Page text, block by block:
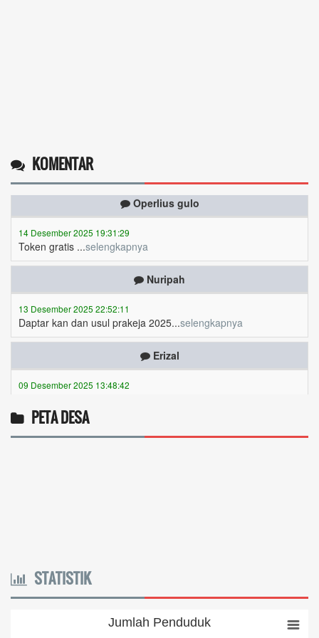
KOMENTAR
14 Desember 2025 19:31:29
Token gratis ...selengkapnya
Nuripah
Daptar kan dan usul prakeja 2025...selengkapnya
Erizal
Token listrik...selengkapnya
06 Desember 2025 18:38:17
04 Desember 2025 11:32:59
Token PLN gratis 8626 6412 021...selengkapnya
PETA DESA
STATISTIK
Jumlah Penduduk